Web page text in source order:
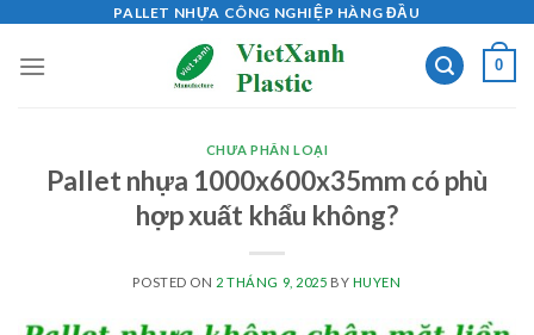
content
PALLET NHỰA CÔNG NGHIỆP HÀNG ĐẦU
0
CHƯA PHÂN LOẠI
Pallet nhựa 1000x600x35mm có phù
hợp xuất khẩu không?
POSTED ON 2 THÁNG 9, 2025 BY HUYEN